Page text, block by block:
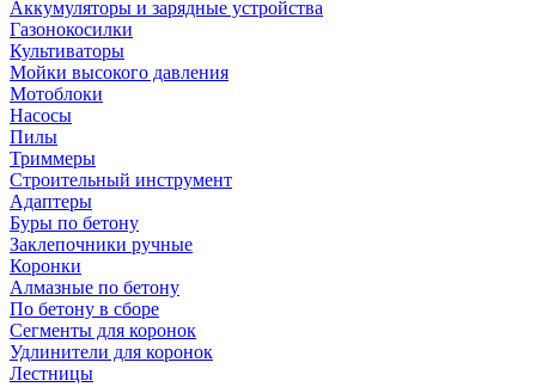
Аккумуляторы и зарядные устройства
Газонокосилки
Культиваторы
Мойки высокого давления
Мотоблоки
Насосы
Пилы
Триммеры
Строительный инструмент
Адаптеры
Буры по бетону
Заклепочники ручные
Коронки
Алмазные по бетону
По бетону в сборе
Сегменты для коронок
Удлинители для коронок
Лестницы